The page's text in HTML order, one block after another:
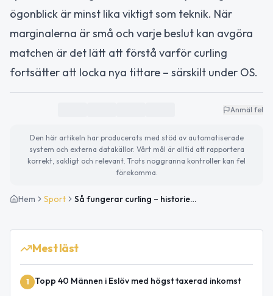
ögonblick är minst lika viktigt som teknik. När
marginalerna är små och varje beslut kan avgöra
matchen är det lätt att förstå varför curling
fortsätter att locka nya tittare – särskilt under OS.
Anmäl fel
Den här artikeln har producerats med stöd av automatiserade
system och externa datakällor. Vårt mål är alltid att rapportera
korrekt, sakligt och relevant. Trots noggranna kontroller kan fel
förekomma.
Hem Sport Så fungerar curling – historien, reglerna och OS-spelet
Mest läst
1 Topp 40 Männen i Eslöv med högst taxerad inkomst